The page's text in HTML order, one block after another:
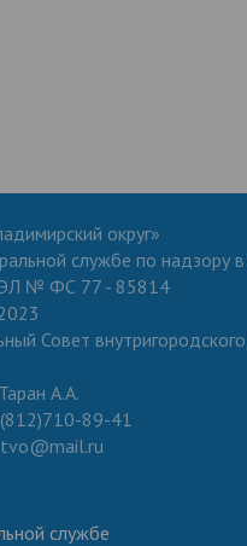
округ»
службе по надзору
ЭЛ № ФС 77 - 85814
Совет
А.А.
89-41
службе